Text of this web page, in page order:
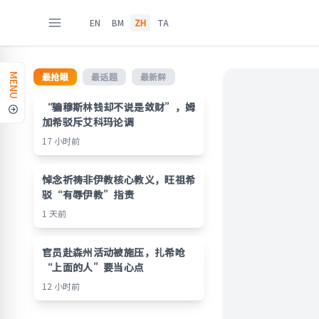
EN BM ZH TA
MENU 最抢眼 最话题 最新鲜
“骗穆斯林钱却不说是敛财”，姆
加希驳斥艾科玛论调
17 小时前
悼念祈祷非伊教核心教义，旺祖希
驳“有辱伊教”指责
1 天前
官员赴森州活动被施压，扎希呛
“上面的人”要当心点
12 小时前